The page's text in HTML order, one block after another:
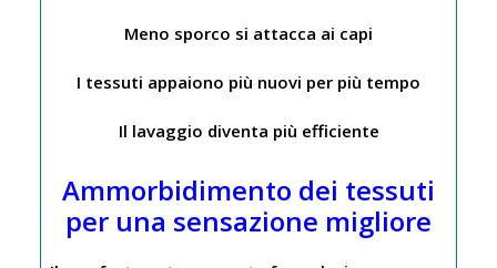
Meno sporco si attacca ai capi
I tessuti appaiono più nuovi per più tempo
Il lavaggio diventa più efficiente
Ammorbidimento dei tessuti
per una sensazione migliore